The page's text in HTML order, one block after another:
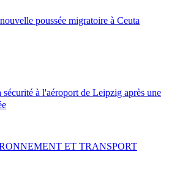
poussée migratoire à Ceuta
à l'aéroport de Leipzig après une
ET TRANSPORT